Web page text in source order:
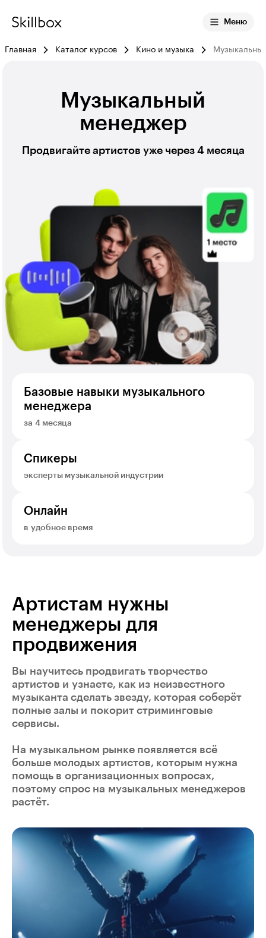
Меню
Главная Каталог курсов Кино и музыка
Музыкальный
менеджер
Продвигайте артистов уже через 4 месяца
Базовые навыки музыкального
менеджера
за 4 месяца
Спикеры
эксперты музыкальной индустрии
Онлайн
в удобное время
Артистам нужны
менеджеры для
продвижения
Вы научитесь продвигать творчество
артистов и узнаете, как из неизвестного
музыканта сделать звезду, которая соберёт
полные залы и покорит стриминговые
сервисы.
На музыкальном рынке появляется всё
больше молодых артистов, которым нужна
помощь в организационных вопросах,
поэтому спрос на музыкальных менеджеров
растёт.